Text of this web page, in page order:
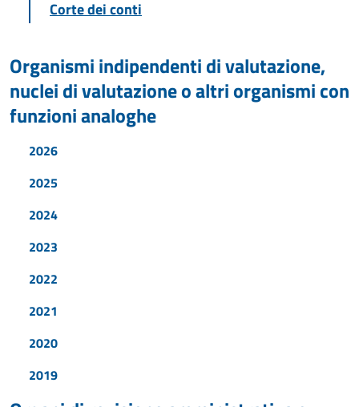
Corte dei conti
Organismi indipendenti di valutazione,
nuclei di valutazione o altri organismi con
funzioni analoghe
2026
2025
2024
2023
2022
2021
2020
2019